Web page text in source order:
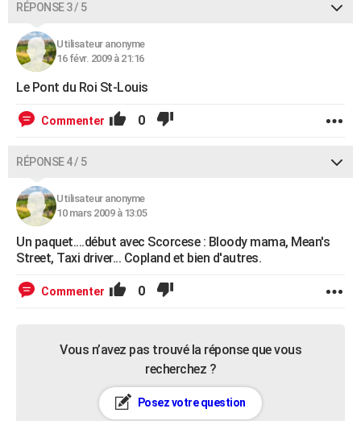
RÉPONSE 3 / 5
Utilisateur anonyme
16 févr. 2009 à 21:16
Le Pont du Roi St-Louis
Commenter 0
RÉPONSE 4 / 5
Utilisateur anonyme
10 mars 2009 à 13:05
Un paquet....début avec Scorcese : Bloody mama, Mean's
Street, Taxi driver... Copland et bien d'autres.
Commenter 0
Vous n’avez pas trouvé la réponse que vous
recherchez ?
Posez votre question